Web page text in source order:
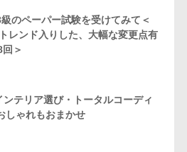
のペーパー試験を受けてみて＜
レンド入りした、大幅な変更点有
＞
テリア選び・トータルコーディ
しゃれもおまかせ